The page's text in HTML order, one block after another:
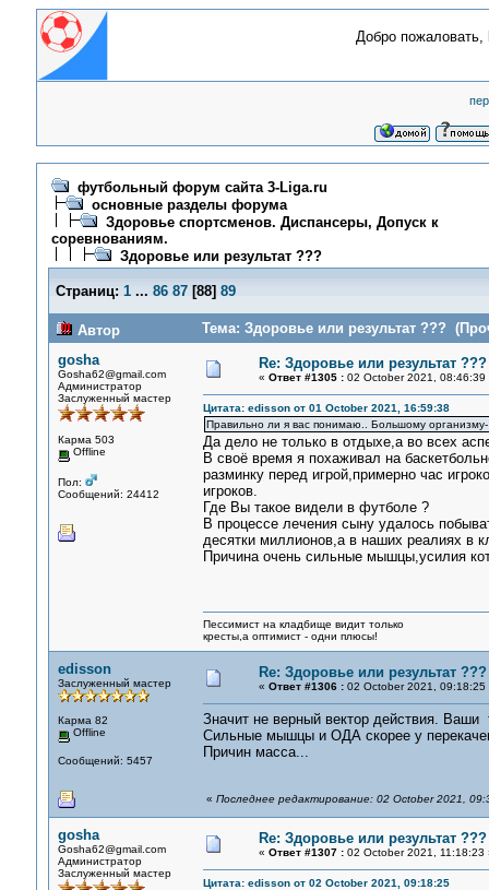
Добро пожаловать,
футбольный форум сайта 3-Liga.ru
основные разделы форума
Здоровье спортсменов. Диспансеры, Допуск к
соревнованиям.
Здоровье или результат ???
Страниц: 1 ... 86 87[88] 89
Автор
Тема: Здоровье или результат ???
gosha
Gosha62@gmail.com
Администратор
Заслуженный мастер
Карма 503
Offline
Пол:
Сообщений: 24412
Re: Здоровье или результат ???
« Ответ #1305 :02 October 2021, 08:46:39
Цитата: edisson от 01 October 2021, 16:59:38
Правильно ли я вас понимаю.. Большому
Да дело не только в отдыхе,а во всех
В своё время я похаживал на
разминку перед игрой,примерно час
игроков.
Где Вы такое видели в футболе ?
В процессе лечения сыну удалось
десятки миллионов,а в наших реалиях в
Причина очень сильные мышцы,усилия
Пессимист на кладбище видит только
кресты,а оптимист - одни плюсы!
edisson
Заслуженный мастер
Карма 82
Offline
Сообщений: 5457
Re: Здоровье или результат ???
« Ответ #1306 :02 October 2021, 09:18:25
Значит не верный вектор действия.
Сильные мышцы и ОДА скорее у
Причин масса...
« Последнее редактирование: 02 October 2021,
gosha
Gosha62@gmail.com
Администратор
Заслуженный мастер
Re: Здоровье или результат ???
« Ответ #1307 :02 October 2021, 11:18:23
Цитата: edisson от 02 October 2021, 09:18:25